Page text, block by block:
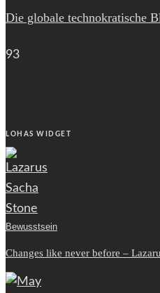
Die globale technokratische
93
LOHAS WIDGET
Bewusstsein
Changes like never before –